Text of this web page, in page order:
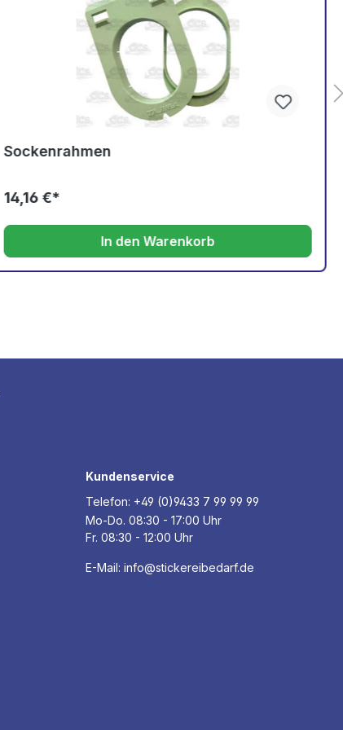
Sockenrahmen
14,16 €*
In den Warenkorb
Kundenservice
Telefon: +49 (0)9433 7 99 99 99
Mo-Do. 08:30 - 17:00 Uhr
Fr. 08:30 - 12:00 Uhr
E-Mail: info@stickereibedarf.de